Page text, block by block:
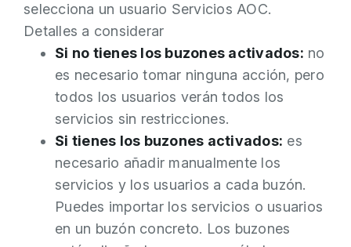
selecciona un usuario Servicios AOC.
Detalles a considerar
Si no tienes los buzones activados: no
es necesario tomar ninguna acción, pero
todos los usuarios verán todos los
servicios sin restricciones.
Si tienes los buzones activados: es
necesario añadir manualmente los
servicios y los usuarios a cada buzón.
Puedes importar los servicios o usuarios
en un buzón concreto. Los buzones